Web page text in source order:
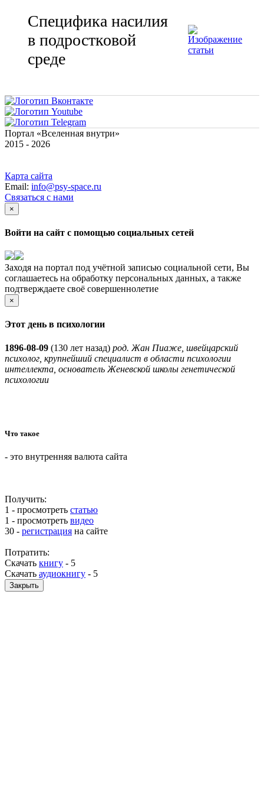
Специфика насилия
в подростковой
среде
Портал «Вселенная внутри»
2015 - 2026
Карта сайта
Email: info@psy-space.ru
Связаться с нами
×
Войти на сайт с помощью социальных сетей
Заходя на портал под учётной записью социальной сети, Вы
соглашаетесь на обработку персональных данных, а также
подтверждаете своё совершеннолетие
×
Этот день в психологии
1896-08-09 (130 лет назад) род. Жан Пиаже, швейцарский
психолог, крупнейший специалист в области психологии
интеллекта, основатель Женевской школы генетической
психологии
Что такое
- это внутренняя валюта сайта
Получить:
1 - просмотреть статью
1 - просмотреть видео
30 - регистрация на сайте
Потратить:
Скачать книгу - 5
Скачать аудиокнигу - 5
Закрыть